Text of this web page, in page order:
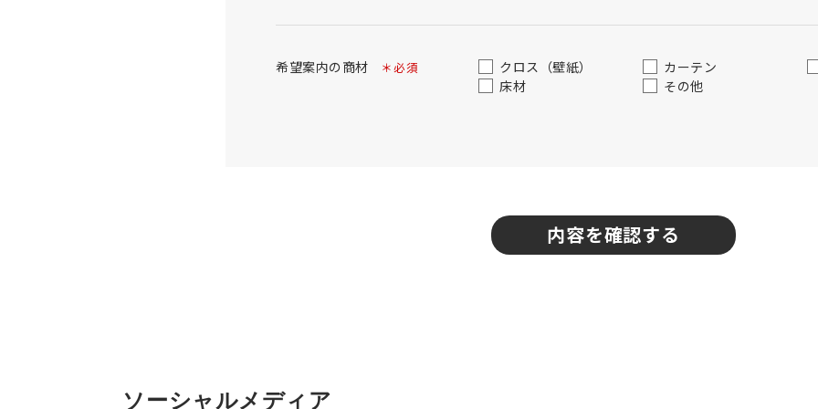
希望案内の商材 ＊必須 クロス（壁紙）
カーテン
床材
その他
内容を確認する
ソーシャルメディア